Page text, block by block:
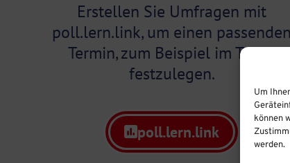
Um
können
werden.
Erstellen Sie Umfragen mit
poll.lern.link, um einen passenden
Termin, zum Beispiel im Team,
festzulegen.
poll.lern.link